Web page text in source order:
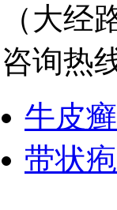
（大经
咨询热
牛皮癣
带状